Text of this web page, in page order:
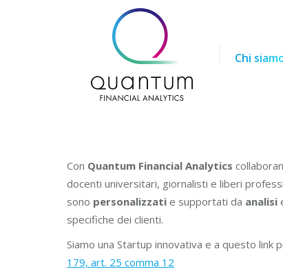
Chi
Con Quantum Financial Analytics
docenti universitari, giornalisti e liberi
sono personalizzati e supportati da analisi
specifiche dei clienti.
Siamo una Startup innovativa e a questo link
179, art. 25 comma 12
Chi